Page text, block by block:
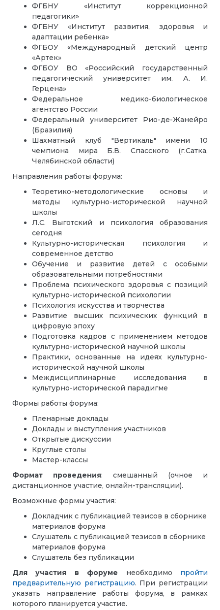
ФГБНУ «Институт коррекционной
педагогики»
ФГБНУ «Институт развития, здоровья и
адаптации ребенка»
ФГБОУ «Международный детский центр
«Артек»
ФГБОУ ВО «Российский государственный
педагогический университет им. А. И.
Герцена»
Федеральное медико-биологическое
агентство России
Федеральный университет Рио-де-Жанейро
(Бразилия)
Шахматный клуб "Вертикаль" имени 10
чемпиона мира Б.В. Спасского (г.Сатка,
Челябинской области)
Направления работы форума:
Теоретико-методологические основы и
методы культурно-исторической научной
школы
Л.С. Выготский и психология образования
сегодня
Культурно-историческая психология и
современное детство
Обучение и развитие детей с особыми
образовательными потребностями
Проблема психического здоровья с позиций
культурно-исторической психологии
Психология искусства и творчества
Развитие высших психических функций в
цифровую эпоху
Подготовка кадров с применением методов
культурно-исторической научной школы
Практики, основанные на идеях культурно-
исторической научной школы
Междисциплинарные исследования в
культурно-исторической парадигме
Формы работы форума:
Пленарные доклады
Доклады и выступления участников
Открытые дискуссии
Круглые столы
Мастер-классы
Формат проведения: смешанный (очное и
дистанционное участие, онлайн-трансляции).
Возможные формы участия:
Докладчик c публикацией тезисов в сборнике
материалов форума
Слушатель c публикацией тезисов в сборнике
материалов форума
Слушатель без публикации
Для участия в форуме необходимо пройти
предварительную регистрацию. При регистрации
указать направление работы форума, в рамках
которого планируется участие.